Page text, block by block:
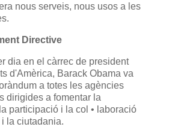
nous serveis, nous usos a les
Directive
dia en el càrrec de president
d'Amèrica, Barack Obama va
a totes les agències
dirigides a fomentar la
participació i la col • laboració
la ciutadania.